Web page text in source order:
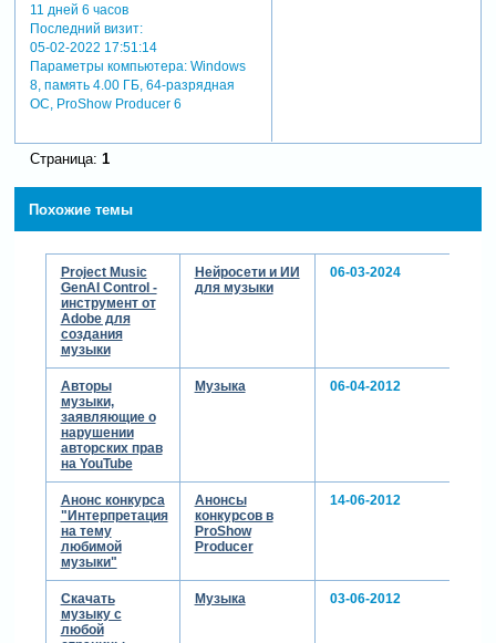
11 дней 6 часов
Последний визит:
05-02-2022 17:51:14
Параметры компьютера:Windows
8, память 4.00 ГБ, 64-разрядная
ОС, ProShow Producer 6
Страница: 1
Похожие темы
Project Music
GenAI Control -
инструмент от
Adobe для
создания
музыки
Нейросети и ИИ
для музыки
06-03-2024
Авторы
музыки,
заявляющие о
нарушении
авторских прав
на YouTube
Музыка 06-04-2012
Анонс конкурса
"Интерпретация
на тему
любимой
музыки"
Анонсы
конкурсов в
ProShow
Producer
14-06-2012
Скачать
музыку с
любой
Музыка 03-06-2012